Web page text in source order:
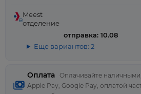
Оплата
Оплачивайте
Apple Pay, Google Pay, оплатой
Meest
отделение
отправка: 10.08
Еще вариантов: 2